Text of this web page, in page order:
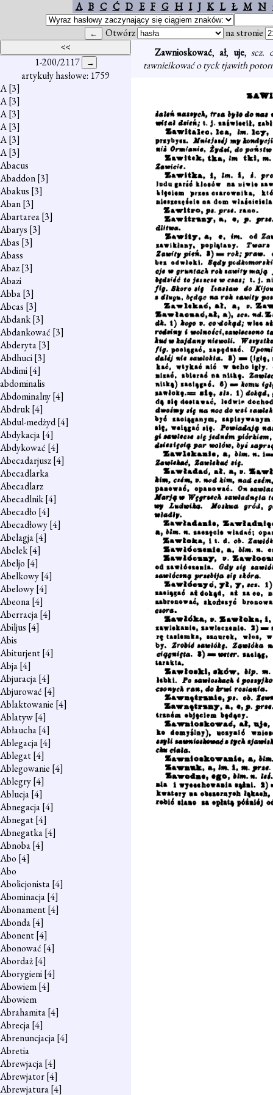
A B C Ć D E F G H I J K L Ł M N
Otwórz na stronie
1-200/2117
artykuły hasłowe: 1759
A[3]
A[3]
A[3]
A[3]
A[3]
A[3]
Abacus
Abaddon[3]
Abakus [3]
Aban[3]
Abartarea[3]
Abarys [3]
Abas [3]
Abass
Abaz[3]
Abazi
Abba[3]
Abcas [3]
Abdank[3]
Abdankować [3]
Abderyta[3]
Abdhuci[3]
Abdimi[4]
abdominalis
Abdominalny[4]
Abdruk[4]
Abdul-medżyd[4]
Abdykacja[4]
Abdykować [4]
Abecadarjusz[4]
Abecadlarka
Abecadlarz
Abecadlnik[4]
Abecadło [4]
Abecadłowy[4]
Abelagja[4]
Abelek[4]
Abeljo [4]
Abelkowy[4]
Abelowy[4]
Abeona[4]
Aberracja[4]
Abiljus [4]
Abis
Abiturjent[4]
Abja[4]
Abjuracja[4]
Abjurować [4]
Ablaktowanie [4]
Ablatyw[4]
Abłaucha[4]
Ablegacja[4]
Ablegat[4]
Ablegowanie [4]
Ablegry[4]
Ablucja[4]
Abnegacja[4]
Abnegat[4]
Abnegatka[4]
Abnoba[4]
Abo [4]
Abo
Abolicjonista[4]
Abominacja[4]
Abonament[4]
Abonda[4]
Abonent[4]
Abonować [4]
Abordaż[4]
Aborygieni[4]
Abowiem[4]
Abowiem
Abrahamita[4]
Abrecja[4]
Abrenuncjacja[4]
Abretia
Abrewjacja[4]
Abrewjator[4]
Abrewjatura[4]
Zawnioskować, ał, uje,scz.
tawnieikować o tyck tjawith